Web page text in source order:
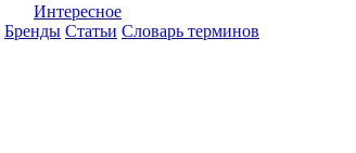
Интересное
Бренды Статьи Словарь терминов